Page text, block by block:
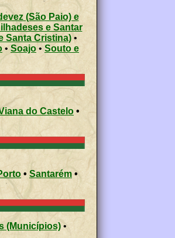
(São Paio) e
e Santar
Santa Cristina) •
• Soajo • Souto e
do Castelo •
• Santarém •
(Municípios)•